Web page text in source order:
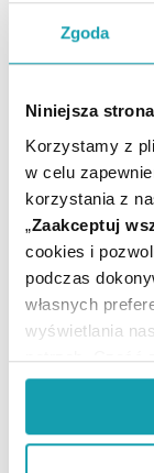
Zgoda
Niniejsza
Korzystamy z
w celu
korzystania z
„Zaakceptuj
cookies i
podczas
własnych
wyświetlania
potrzeb. Część
do
korzystasz z
do naszych
ARTYKUŁY